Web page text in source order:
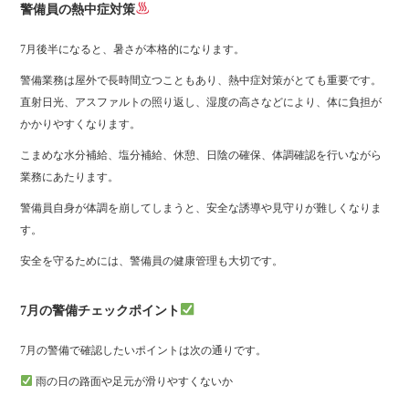
警備員の熱中症対策
7月後半になると、暑さが本格的になります。
警備業務は屋外で長時間立つこともあり、熱中症対策がとても重要です。
直射日光、アスファルトの照り返し、湿度の高さなどにより、体に負担が
かかりやすくなります。
こまめな水分補給、塩分補給、休憩、日陰の確保、体調確認を行いながら
業務にあたります。
警備員自身が体調を崩してしまうと、安全な誘導や見守りが難しくなりま
す。
安全を守るためには、警備員の健康管理も大切です。
7月の警備チェックポイント
7月の警備で確認したいポイントは次の通りです。
雨の日の路面や足元が滑りやすくないか